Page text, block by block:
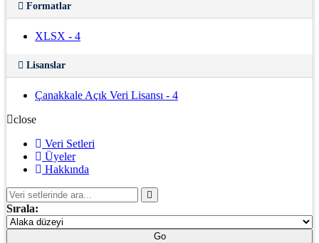
Formatlar
XLSX - 4
Lisanslar
Çanakkale Açık Veri Lisansı - 4
close
Veri Setleri
Üyeler
Hakkında
Sırala:
Go